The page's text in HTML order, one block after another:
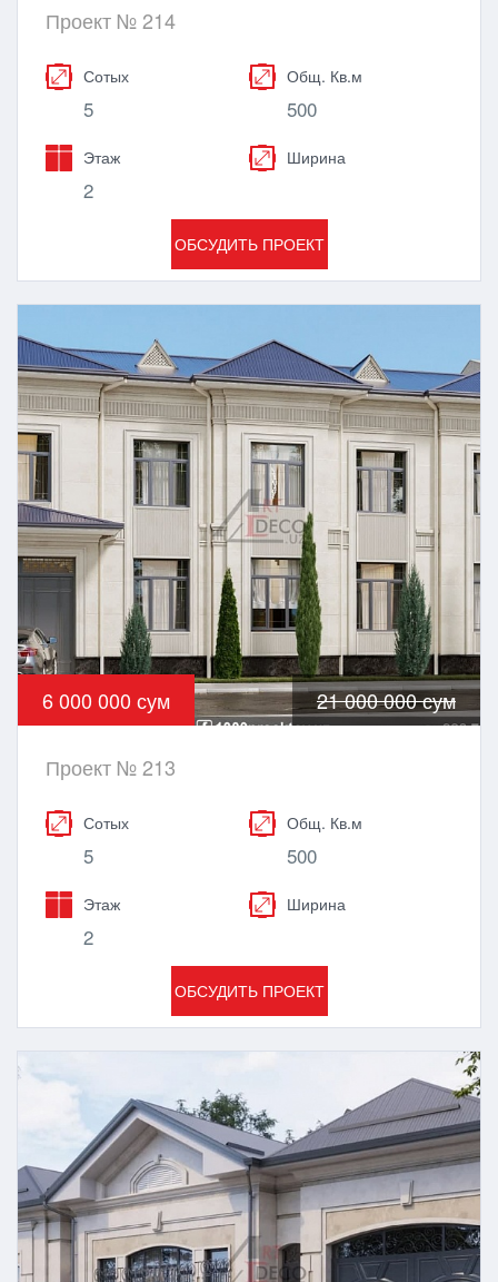
Проект № 214
Сотых
5
Общ. Кв.м
500
Этаж
2
Ширина
ОБСУДИТЬ ПРОЕКТ
6 000 000 сум 21 000 000 сум
Проект № 213
Сотых
5
Общ. Кв.м
500
Этаж
2
Ширина
ОБСУДИТЬ ПРОЕКТ